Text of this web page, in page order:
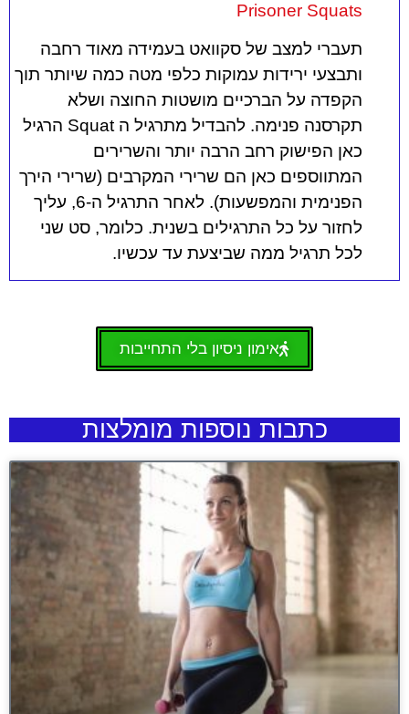
Prisoner Squats
תעברי למצב של סקוואט בעמידה מאוד רחבה
ותבצעי ירידות עמוקות כלפי מטה כמה שיותר תוך
הקפדה על הברכיים מושטות החוצה ושלא
תקרסנה פנימה. להבדיל מתרגיל ה Squat הרגיל
כאן הפישוק רחב הרבה יותר והשרירים
המתווספים כאן הם שרירי המקרבים (שרירי הירך
הפנימית והמפשעות). לאחר התרגיל ה-6, עליך
לחזור על כל התרגילים בשנית. כלומר, סט שני
לכל תרגיל ממה שביצעת עד עכשיו.
אימון ניסיון בלי התחייבות
כתבות נוספות מומלצות